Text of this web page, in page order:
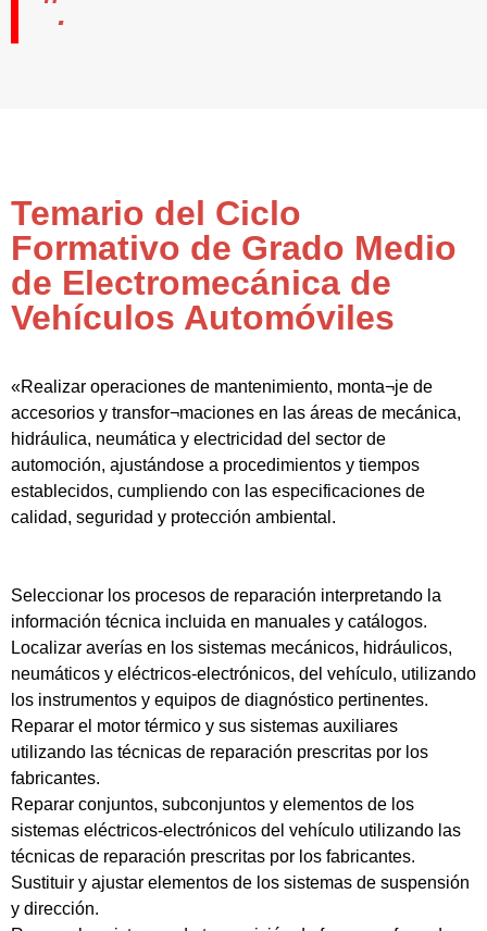
Temario del Ciclo
Formativo de Grado Medio
de Electromecánica de
Vehículos Automóviles
«Realizar operaciones de mantenimiento, monta¬je de
accesorios y transfor¬maciones en las áreas de mecánica,
hidráulica, neumática y electricidad del sector de
automoción, ajustándose a procedimientos y tiempos
establecidos, cumpliendo con las especificaciones de
calidad, seguridad y protección ambiental.
Seleccionar los procesos de reparación interpretando la
información técnica incluida en manuales y catálogos.
Localizar averías en los sistemas mecánicos, hidráulicos,
neumáticos y eléctricos-electrónicos, del vehículo, utilizando
los instrumentos y equipos de diagnóstico pertinentes.
Reparar el motor térmico y sus sistemas auxiliares
utilizando las técnicas de reparación prescritas por los
fabricantes.
Reparar conjuntos, subconjuntos y elementos de los
sistemas eléctricos-electrónicos del vehículo utilizando las
técnicas de reparación prescritas por los fabricantes.
Sustituir y ajustar elementos de los sistemas de suspensión
y dirección.